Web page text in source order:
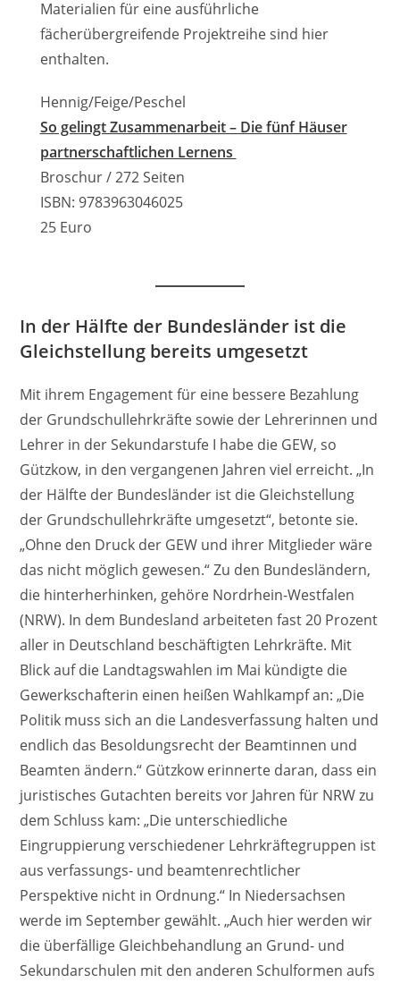
Materialien für eine ausführliche
fächerübergreifende Projektreihe sind hier
enthalten.
Hennig/Feige/Peschel
So gelingt Zusammenarbeit – Die fünf Häuser
partnerschaftlichen Lernens
Broschur / 272 Seiten
ISBN: 9783963046025
25 Euro
In der Hälfte der Bundesländer ist die
Gleichstellung bereits umgesetzt
Mit ihrem Engagement für eine bessere Bezahlung
der Grundschullehrkräfte sowie der Lehrerinnen und
Lehrer in der Sekundarstufe I habe die GEW, so
Gützkow, in den vergangenen Jahren viel erreicht. „In
der Hälfte der Bundesländer ist die Gleichstellung
der Grundschullehrkräfte umgesetzt“, betonte sie.
„Ohne den Druck der GEW und ihrer Mitglieder wäre
das nicht möglich gewesen.“ Zu den Bundesländern,
die hinterherhinken, gehöre Nordrhein-Westfalen
(NRW). In dem Bundesland arbeiteten fast 20 Prozent
aller in Deutschland beschäftigten Lehrkräfte. Mit
Blick auf die Landtagswahlen im Mai kündigte die
Gewerkschafterin einen heißen Wahlkampf an: „Die
Politik muss sich an die Landesverfassung halten und
endlich das Besoldungsrecht der Beamtinnen und
Beamten ändern.“ Gützkow erinnerte daran, dass ein
juristisches Gutachten bereits vor Jahren für NRW zu
dem Schluss kam: „Die unterschiedliche
Eingruppierung verschiedener Lehrkräftegruppen ist
aus verfassungs- und beamtenrechtlicher
Perspektive nicht in Ordnung.“ In Niedersachsen
werde im September gewählt. „Auch hier werden wir
die überfällige Gleichbehandlung an Grund- und
Sekundarschulen mit den anderen Schulformen aufs